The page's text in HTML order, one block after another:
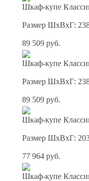
Шкаф-купе
Размер ШхВхГ:
89 509 руб.
Шкаф-купе
Размер ШхВхГ:
89 509 руб.
Шкаф-купе
Размер ШхВхГ:
77 964 руб.
Шкаф-купе